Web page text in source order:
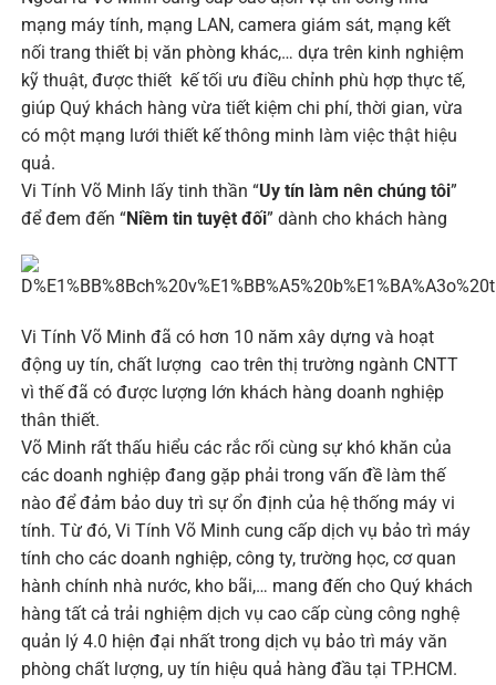
mạng máy tính, mạng LAN, camera giám sát, mạng kết
nối trang thiết bị văn phòng khác,… dựa trên kinh nghiệm
kỹ thuật, được thiết kế tối ưu điều chỉnh phù hợp thực tế,
giúp Quý khách hàng vừa tiết kiệm chi phí, thời gian, vừa
có một mạng lưới thiết kế thông minh làm việc thật hiệu
quả.
Vi Tính Võ Minh lấy tinh thần “Uy tín làm nên chúng tôi”
để đem đến “Niềm tin tuyệt đối” dành cho khách hàng
Vi Tính Võ Minh đã có hơn 10 năm xây dựng và hoạt
động uy tín, chất lượng cao trên thị trường ngành CNTT
vì thế đã có được lượng lớn khách hàng doanh nghiệp
thân thiết.
Võ Minh rất thấu hiểu các rắc rối cùng sự khó khăn của
các doanh nghiệp đang gặp phải trong vấn đề làm thế
nào để đảm bảo duy trì sự ổn định của hệ thống máy vi
tính. Từ đó, Vi Tính Võ Minh cung cấp dịch vụ bảo trì máy
tính cho các doanh nghiệp, công ty, trường học, cơ quan
hành chính nhà nước, kho bãi,… mang đến cho Quý khách
hàng tất cả trải nghiệm dịch vụ cao cấp cùng công nghệ
quản lý 4.0 hiện đại nhất trong dịch vụ bảo trì máy văn
phòng chất lượng, uy tín hiệu quả hàng đầu tại TP.HCM.